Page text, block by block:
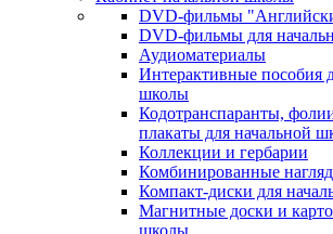
DVD-фильмы
DVD-фильмы для
Аудиоматериалы
Интерактивные пособия
школы
Кодотранспаранты,
плакаты для начальной
Коллекции и гербарии
Комбинированные
Компакт-диски для
Магнитные доски и
школы